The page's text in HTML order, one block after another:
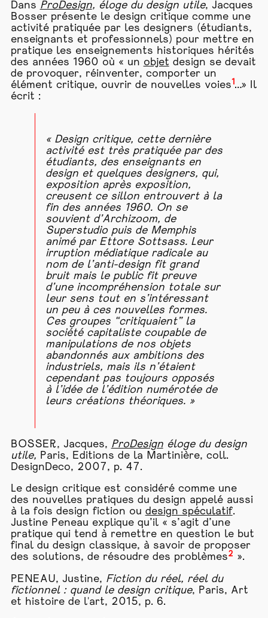
Dans ProDesign, éloge du design utile, Jacques
Bosser présente le design critique comme une
activité pratiquée par les designers (étudiants,
enseignants et professionnels) pour mettre en
pratique les enseignements historiques hérités
des années 1960 où « un objet design se devait
de provoquer, réinventer, comporter un
élément critique, ouvrir de nouvelles voies1 …» Il
écrit :
« Design critique, cette dernière
activité est très pratiquée par des
étudiants, des enseignants en
design et quelques designers, qui,
exposition après exposition,
creusent ce sillon entrouvert à la
fin des années 1960. On se
souvient d’Archizoom, de
Superstudio puis de Memphis
animé par Ettore Sottsass. Leur
irruption médiatique radicale au
nom de l’anti-design fit grand
bruit mais le public fit preuve
d’une incompréhension totale sur
leur sens tout en s’intéressant
un peu à ces nouvelles formes.
Ces groupes “critiquaient” la
société capitaliste coupable de
manipulations de nos objets
abandonnés aux ambitions des
industriels, mais ils n’étaient
cependant pas toujours opposés
à l’idée de l’édition numérotée de
leurs créations théoriques. »
BOSSER, Jacques, ProDesignéloge du design
utile, Paris, Editions de la Martinière, coll.
DesignDeco, 2007, p. 47.
Le design critique est considéré comme une
des nouvelles pratiques du design appelé aussi
à la fois design fiction ou design spéculatif.
Justine Peneau explique qu’il « s’agit d’une
pratique qui tend à remettre en question le but
final du design classique, à savoir de proposer
des solutions, de résoudre des problèmes2 ».
PENEAU, Justine, Fiction du réel, réel du
fictionnel : quand le design critique, Paris, Art
et histoire de l'art, 2015, p. 6.